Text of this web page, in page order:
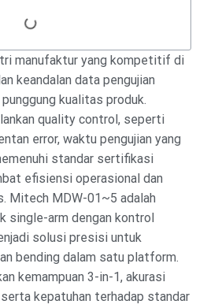
manufaktur yang kompetitif di
keandalan data pengujian
kualitas produk.
quality control, seperti
error, waktu pengujian yang
standar sertifikasi
efisiensi operasional dan
Mitech MDW-01~5 adalah
single-arm dengan kontrol
solusi presisi untuk
bending dalam satu platform.
kemampuan 3-in-1, akurasi
kepatuhan terhadap standar